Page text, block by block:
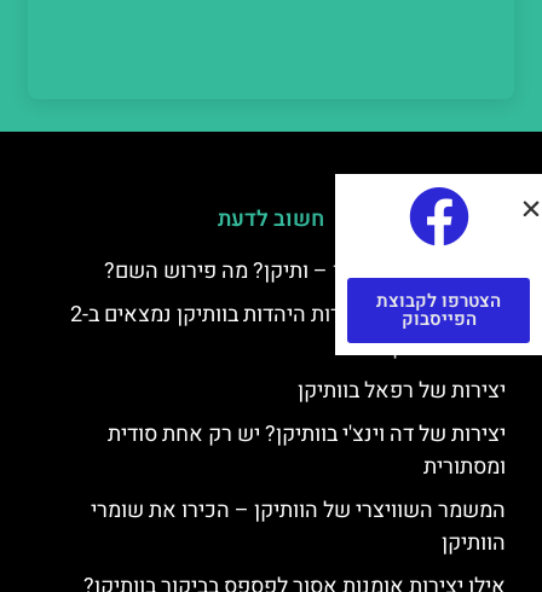
חשוב לדעת
למה קוראים לוותיקן – ותיקן? מה פירוש השם?
כתב יד ותיקן – אוצרות היהדות בוותיקן נמצאים ב-2
כתבי יד עתיקים
יצירות של רפאל בוותיקן
יצירות של דה וינצ'י בוותיקן? יש רק אחת סודית
ומסתורית
המשמר השוויצרי של הוותיקן – הכירו את שומרי
הוותיקן
הצטרפו לקבוצת
הפייסבוק